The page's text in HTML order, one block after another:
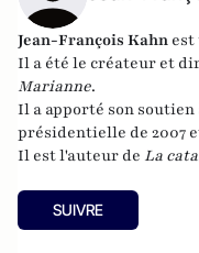
Jean-François Kahn est
Il a été le créateur et
Marianne.
Il a apporté son
présidentielle de 2007
Il est l'auteur de La
SUIVRE